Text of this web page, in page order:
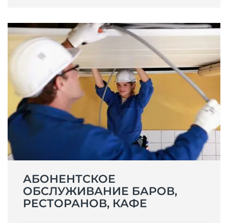
АБОНЕНТСКОЕ
ОБСЛУЖИВАНИЕ БАРОВ,
РЕСТОРАНОВ, КАФЕ